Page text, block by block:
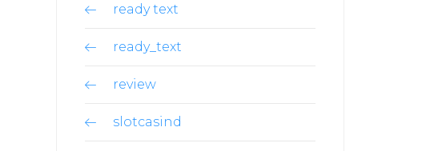
ready text
ready_text
review
slotcasind